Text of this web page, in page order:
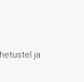
ja